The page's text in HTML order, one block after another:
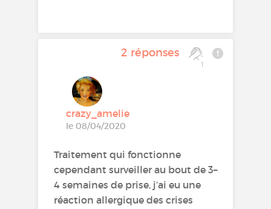
2 réponses
1
crazy_amelie
le 08/04/2020
Traitement qui fonctionne
cependant surveiller au bout de 3–
4 semaines de prise, j’ai eu une
réaction allergique des crises